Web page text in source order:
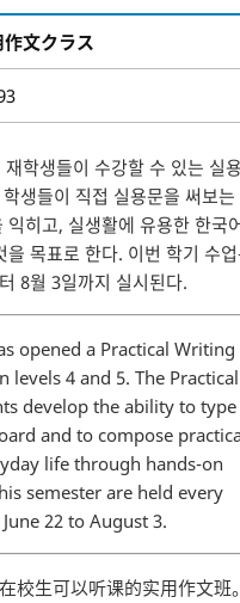
文クラス
학생들이 수강할 수 있는 실
생들이 직접 실용문을 써보는
히고, 실생활에 유용한 한국
목표로 한다. 이번 학기 수
8월 3일까지 실시된다.
opened a Practical Writing
levels 4 and 5. The Practical
develop the ability to type
and to compose
life through hands-on
semester are held every
22 to August 3.
校生可以听课的实用作文班